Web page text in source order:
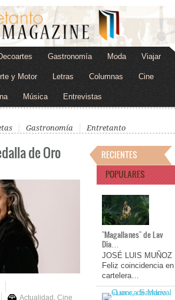
Gastronomía Moda Viajar
y Motor Letras Columnas Cine
Música Entrevistas
Gastronomía Entretanto
de Oro
Actualidad, Cine
RECIENTES
POPULARES
"Magallanes" de Lav
Dia…
JOSÉ LUIS MUÑOZ
Feliz coincidencia en
cartelera…